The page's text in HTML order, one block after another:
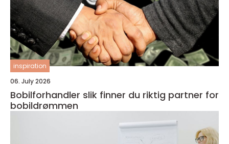
inspiration
06. July 2026
Bobilforhandler slik finner du riktig partner for
bobildrømmen